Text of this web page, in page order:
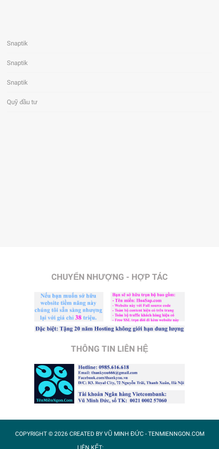
Snaptik
Snaptik
Snaptik
Quỹ đầu tư
CHUYỂN NHƯỢNG - HỢP TÁC
THÔNG TIN LIÊN HỆ
COPYRIGHT © 2026 CREATED BY VŨ MINH ĐỨC- TENMIENNGON.COM
LIÊN KẾT: